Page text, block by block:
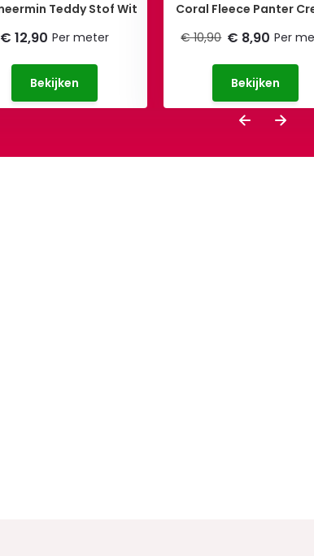
Zeemeermin Teddy Stof Wit
€ 12,90 Per meter
Bekijken
Coral Fleece Panter
€ 10,90 € 8,90 Per
Bekijken